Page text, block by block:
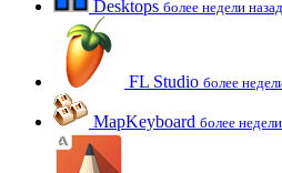
Desktops более недели назад
FL Studio более
MapKeyboard более